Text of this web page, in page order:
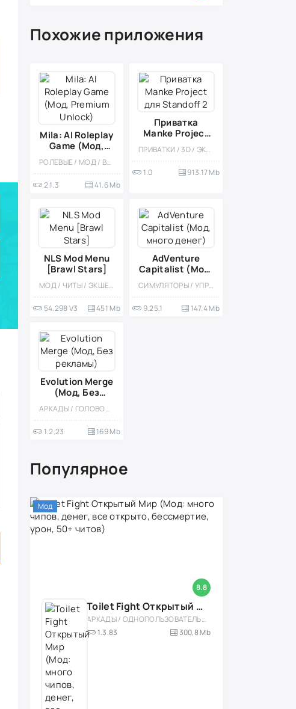
Похожие приложения
Mila: AI Roleplay
Game (Мод,
Premium
Unlock)
РОЛЕВЫЕ / МОД / ВСТРОЕННЫЙ КЕШ / РОМАНТИЧЕСКИЕ ЗНАКОМСТВА / ЗНАКОМСТВА
2.1.3 41.6 Mb
Приватка
Manke Project
для Standoff 2ПРИВАТКИ / 3D / ЭКШЕНЫ / МОД / СТИЛИЗАЦИЯ
1.0 913.17 Mb
NLS Mod Menu
[Brawl Stars]
МОД / ЧИТЫ / ЭКШЕНЫ / МНОГОПОЛЬЗОВАТЕЛЬСКАЯ
54.298 V3 451 Mb
AdVenture
Capitalist (Мод,
много денег)СИМУЛЯТОРЫ / УПРАВЛЕНИЕ / СТРАТЕГИИ / ОДНОПОЛЬЗОВАТЕЛЬСКИЕ / СТИЛИЗАЦИЯ / ДЛЯ ДЕТЕЙ / МОД / МАЛЕНЬКАЯ
9.25.1 147.4 Mb
Evolution Merge
(Мод, Без
рекламы)
АРКАДЫ / ГОЛОВОЛОМКИ / СОВМЕЩЕНИЕ ПРЕДМЕТОВ / КАЗУАЛЬНЫЕ / ОДНОПОЛЬЗОВАТЕЛЬСКИЕ / СТИЛИЗАЦИЯ / ОФЛАЙН / МОД / ВСТРОЕННЫЙ КЕШ / ВИД СВЕРХУ / ДЛЯ ДЕТЕЙ
1.2.23 169 Mb
Популярное
8.8
Мод
Toilet Fight Открытый Мир (Мод: много чипов, денег, все открыто, бессмертие, урон, 50+ читов)
АРКАДЫ / ОДНОПОЛЬЗОВАТЕЛЬСКИЕ / ОФЛАЙН / МОД / РОЛЕВЫЕ / ШУТЕРЫ / ОТКРЫТЫЙ МИР / ВСТРОЕННЫЙ КЕШ / 3D / ЭКШЕНЫ / ТУАЛЕТНЫЕ ВОЙНЫ / ДЛЯ ДЕТЕЙ
1.3.83
300,8 Mb